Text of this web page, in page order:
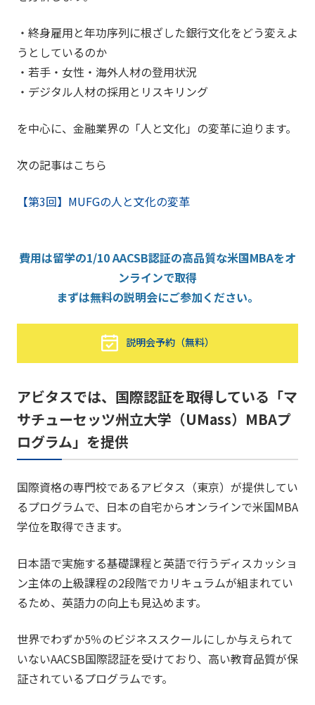
・終身雇用と年功序列に根ざした銀行文化をどう変えよ
うとしているのか
・若手・女性・海外人材の登用状況
・デジタル人材の採用とリスキリング
を中心に、金融業界の「人と文化」の変革に迫ります。
次の記事はこちら
【第3回】MUFGの人と文化の変革
費用は留学の1/10 AACSB認証の高品質な米国MBAをオ
ンラインで取得
まずは無料の説明会にご参加ください。
説明会予約（無料）
アビタスでは、国際認証を取得している「マ
サチューセッツ州立大学（UMass）MBAプ
ログラム」を提供
国際資格の専門校であるアビタス（東京）が提供してい
るプログラムで、日本の自宅からオンラインで米国MBA
学位を取得できます。
日本語で実施する基礎課程と英語で行うディスカッショ
ン主体の上級課程の2段階でカリキュラムが組まれてい
るため、英語力の向上も見込めます。
世界でわずか5％のビジネススクールにしか与えられて
いないAACSB国際認証を受けており、高い教育品質が保
証されているプログラムです。